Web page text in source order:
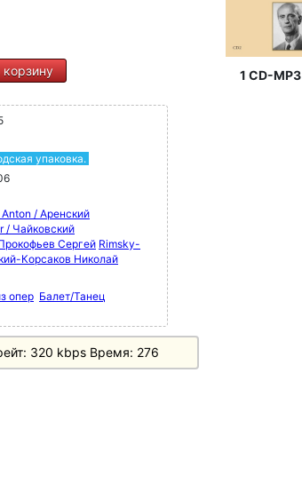
упаковка.
/ Аренский
/ Чайковский
Сергей Rimsky-
Корсаков Николай
опер Балет/Танец
320 kbps Bpeмя: 276
1 CD-MP3